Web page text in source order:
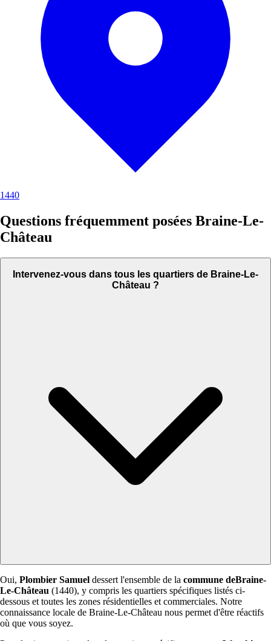
1440
Questions fréquemment posées Braine-Le-
Château
Intervenez-vous dans tous les quartiers de Braine-Le-
Château ?
Oui, Plombier Samuel dessert l'ensemble de la commune deBraine-
Le-Château (1440), y compris les quartiers spécifiques listés ci-
dessous et toutes les zones résidentielles et commerciales. Notre
connaissance locale de Braine-Le-Château nous permet d'être réactifs
où que vous soyez.